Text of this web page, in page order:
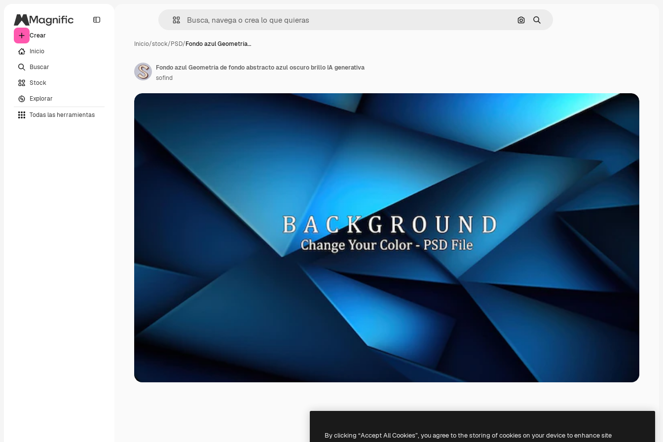
Crear
Inicio
Buscar
Stock
Explorar
Todas las herramientas
Buscar por imagen
Buscar
Inicio/stock/PSD/Fondo azul Geometría…
Fondo azul Geometría de fondo abstracto azul oscuro brillo IA generativa
sofind
By clicking “Accept All Cookies”, you agree to the storing of cookies on your device to enhance site